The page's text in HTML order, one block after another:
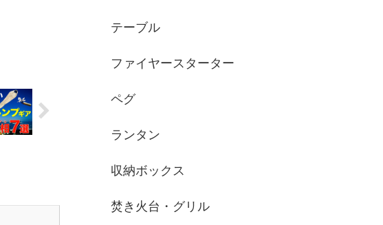
テーブル
ファイヤースターター
ペグ
ランタン
収納ボックス
焚き火台・グリル